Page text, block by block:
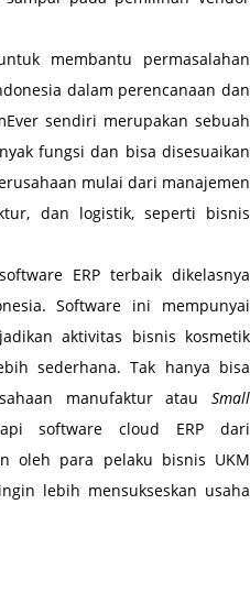
membantu permasalahan
dalam perencanaan dan
sendiri merupakan sebuah
fungsi dan bisa disesuaikan
mulai dari manajemen
dan logistik, seperti bisnis
ERP terbaik dikelasnya
Software ini mempunyai
aktivitas bisnis kosmetik
sederhana. Tak hanya bisa
manufaktur atau Small
software cloud ERP dari
oleh para pelaku bisnis UKM
lebih mensukseskan usaha